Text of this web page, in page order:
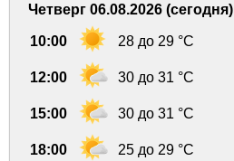
Четверг 06.08.2026 (сегодня)
10:00 28 до 29 °C
12:00 30 до 31 °C
15:00 30 до 31 °C
18:00 25 до 29 °C